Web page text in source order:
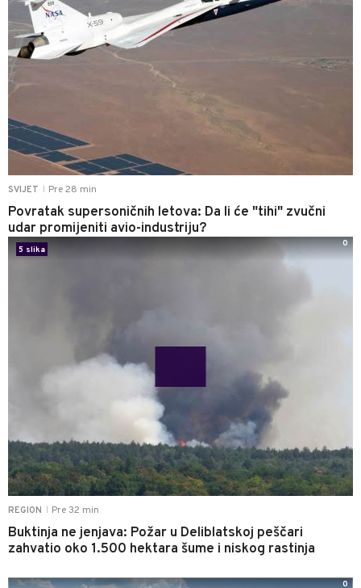
SVIJET Pre 28 min
Povratak supersoničnih letova: Da li će "tihi" zvučni
udar promijeniti avio-industriju?
REGION Pre 32 min
Buktinja ne jenjava: Požar u Deliblatskoj peščari
zahvatio oko 1.500 hektara šume i niskog rastinja
5 slika
0
0